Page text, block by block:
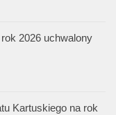
2026 uchwalony
Kartuskiego na rok